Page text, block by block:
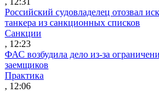
Российский судовладелец отозвал
танкера из санкционных списков
Санкции
, 12:23
ФАС возбудила дело из-за
заемщиков
Практика
, 12:06